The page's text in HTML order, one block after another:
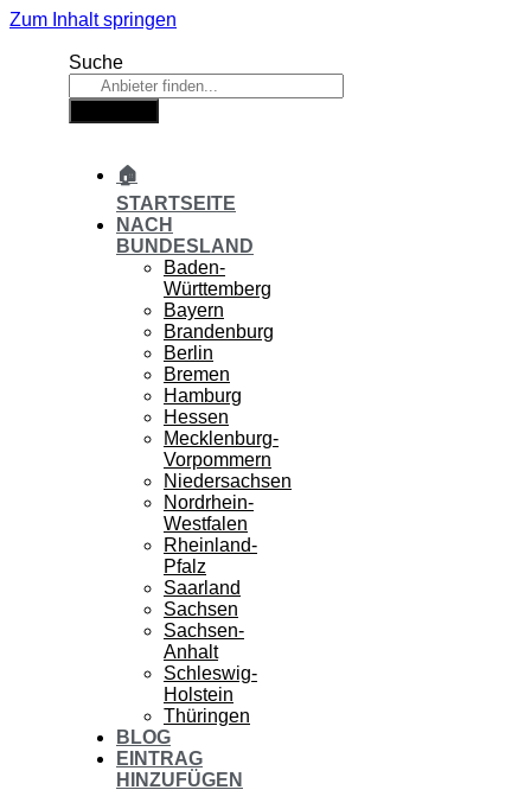
Zum Inhalt springen
Suche
🏠
STARTSEITE
NACH
BUNDESLAND
Baden-
Württemberg
Bayern
Brandenburg
Berlin
Bremen
Hamburg
Hessen
Mecklenburg-
Vorpommern
Niedersachsen
Nordrhein-
Westfalen
Rheinland-
Pfalz
Saarland
Sachsen
Sachsen-
Anhalt
Schleswig-
Holstein
Thüringen
BLOG
EINTRAG
HINZUFÜGEN